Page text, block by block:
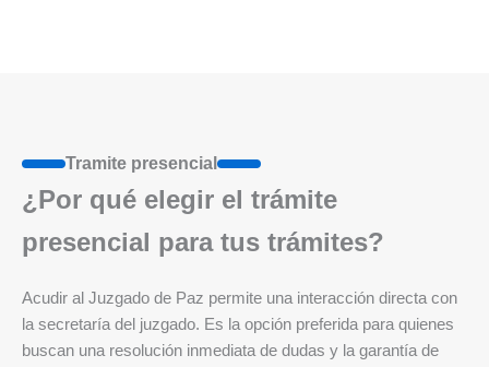
Tramite presencial
¿Por qué elegir el trámite
presencial para tus trámites?
Acudir al Juzgado de Paz permite una interacción directa con
la secretaría del juzgado. Es la opción preferida para quienes
buscan una resolución inmediata de dudas y la garantía de